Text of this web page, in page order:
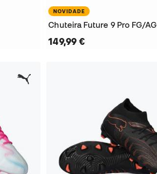
NOVIDADE
Chuteira Future 9 Pro FG/AG
149,99 €